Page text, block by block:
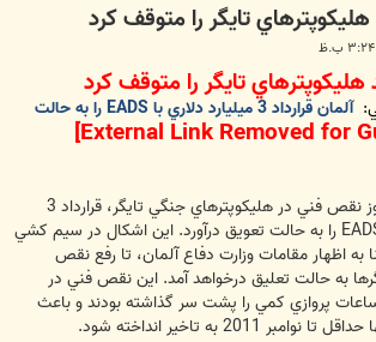
تايگر را متوقف كرد
تايگر را متوقف كرد
آلمان قرارداد 3 ميليارد دلاري با EADS را به حالت
ارتش آلمان به دليل بروز نقص فني در هليكوپترهاي جنگي تايگر، قرارداد 3
ميليارد يوروئي خود با EADS را به حالت تعويق درآورد. اين اشكال در سيم كشي
به اظهار مقامات وزارت دفاع آلمان، تا رفع نقص
به حالت تعليق درخواهد آمد. اين نقص فني در
ساعات پروازي كمي را پشت سر گذاشته بودند و باعث
به تاخير انداخته شود.